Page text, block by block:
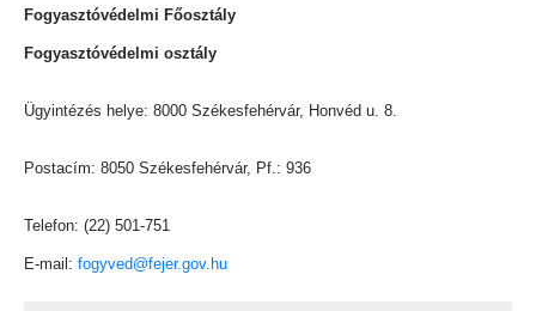
Fogyasztóvédelmi Főosztály
Fogyasztóvédelmi osztály
Ügyintézés helye: 8000 Székesfehérvár, Honvéd u. 8.
Postacím: 8050 Székesfehérvár, Pf.: 936
Telefon: (22) 501-751
E-mail: fogyved@fejer.gov.hu